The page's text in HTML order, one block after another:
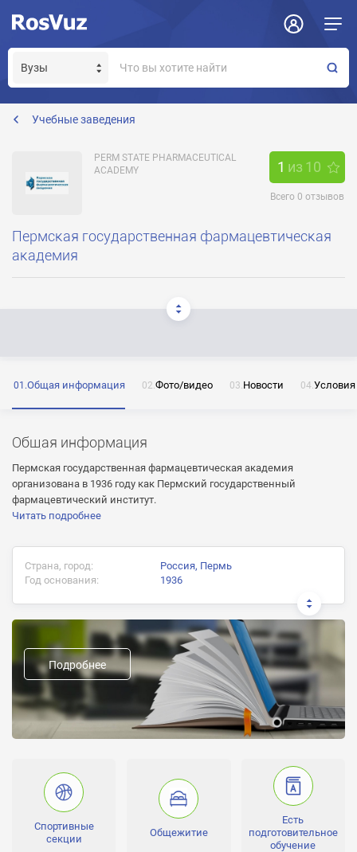
Учебные заведения
PERM STATE PHARMACEUTICAL
ACADEMY
1 из 10
Всего 0 отзывов
Пермская государственная фармацевтическая
академия
Общая информация Фото/видео Новости
Общая информация
Пермская государственная фармацевтическая академия
организована в 1936 году как Пермский государственный
фармацевтический институт.
Читать подробнее
Страна, город:
Россия, Пермь
Год основания:
1936
Документ об окончании:
Диплом государственного образца
Предыдущие названия:
Форма обучения:
очная, заочная
Стоимость обучения:
от 30000 до 120000 RUR за год
Лицензии:
№0560 от 05 марта 2013 года, серия 90Л01 №0000604
Подробнее
Спортивные
секции
Общежитие
Есть
подготовительное
обучение
perm@pfa.ru
ОТПРАВИТЬ
Нажимая на кнопку «Отправить» я даю согласие
на обработку моих персональных данных
Нажимая на кнопку «Отправить» я даю согласие
Нажимая на кнопку «Отправить» я даю согласие